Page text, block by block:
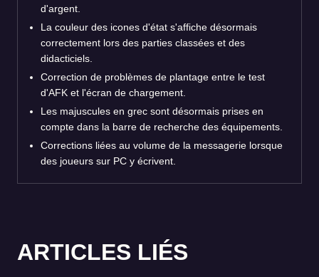
d'argent.
La couleur des icones d'état s'affiche désormais
correctement lors des parties classées et des
didacticiels.
Correction de problèmes de plantage entre le test
d'AFK et l'écran de chargement.
Les majuscules en grec sont désormais prises en
compte dans la barre de recherche des équipements.
Corrections liées au volume de la messagerie lorsque
des joueurs sur PC y écrivent.
ARTICLES LIÉS